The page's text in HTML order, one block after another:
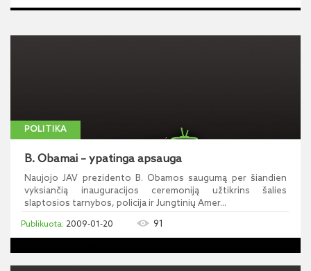
POLITIKA
B. Obamai – ypatinga apsauga
Naujojo JAV prezidento B. Obamos saugumą per šiandien
vyksiančią inauguracijos ceremoniją užtikrins šalies
slaptosios tarnybos, policija ir Jungtinių Amer...
2009-01-20 91